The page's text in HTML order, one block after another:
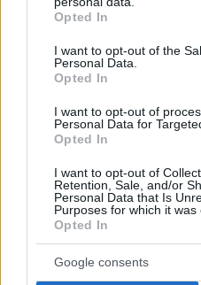
grant or deny consent to
use your data for below
consent section.
Opted In
I want to opt-out of the
Personal Data.
Opted In
I want to opt-out of
Personal Data for
Opted In
I want to opt-out of
Retention, Sale, and/or
Personal Data that Is
Purposes for which it was
Opted In
Google consents